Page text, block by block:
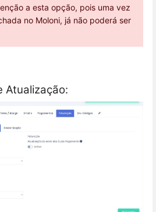
a esta opção, pois uma vez
no Moloni, já não poderá ser
Atualização: